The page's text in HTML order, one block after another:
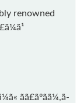
renowned
ãã£ãºãã¼,ã­